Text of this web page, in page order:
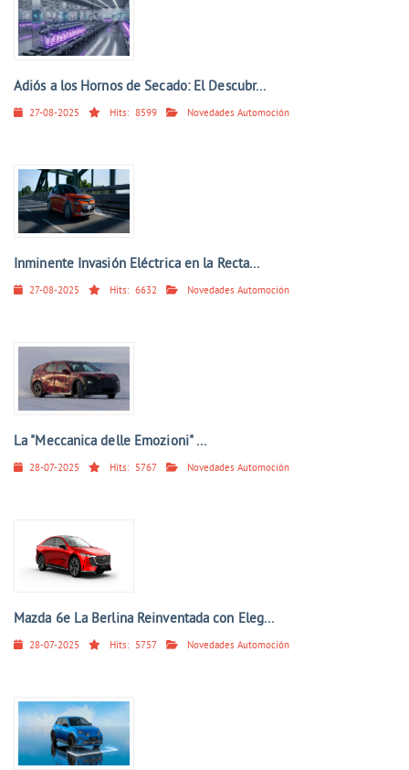
Adiós a los Hornos de Secado: El Descubr...
27-08-2025 Hits: 8599 Novedades Automoción
Inminente Invasión Eléctrica en la Recta...
27-08-2025 Hits: 6632 Novedades Automoción
La "Meccanica delle Emozioni" ...
28-07-2025 Hits: 5767 Novedades Automoción
Mazda 6e La Berlina Reinventada con Eleg...
28-07-2025 Hits: 5757 Novedades Automoción